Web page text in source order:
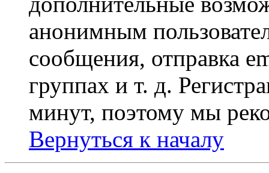
анонимным
сообщения, отправка
группах и т. д.
минут, поэтому мы
Вернуться к началу